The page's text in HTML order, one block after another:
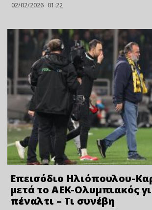
02/02/2026 01:22
Επεισόδιο Ηλιόπουλου-
μετά το ΑΕΚ-Ολυμπιακός
πέναλτι – Τι συνέβη